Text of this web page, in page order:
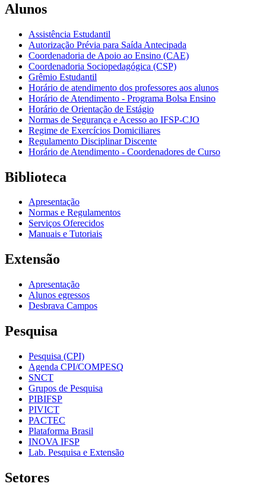
Alunos
Assistência Estudantil
Autorização Prévia para Saída Antecipada
Coordenadoria de Apoio ao Ensino (CAE)
Coordenadoria Sociopedagógica (CSP)
Grêmio Estudantil
Horário de atendimento dos professores aos alunos
Horário de Atendimento - Programa Bolsa Ensino
Horário de Orientação de Estágio
Normas de Segurança e Acesso ao IFSP-CJO
Regime de Exercícios Domiciliares
Regulamento Disciplinar Discente
Horário de Atendimento - Coordenadores de Curso
Biblioteca
Apresentação
Normas e Regulamentos
Serviços Oferecidos
Manuais e Tutoriais
Extensão
Apresentação
Alunos egressos
Desbrava Campos
Pesquisa
Pesquisa (CPI)
Agenda CPI/COMPESQ
SNCT
Grupos de Pesquisa
PIBIFSP
PIVICT
PACTEC
Plataforma Brasil
INOVA IFSP
Lab. Pesquisa e Extensão
Setores